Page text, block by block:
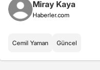
Miray Kaya
Haberler.com
Cemil Yaman Güncel